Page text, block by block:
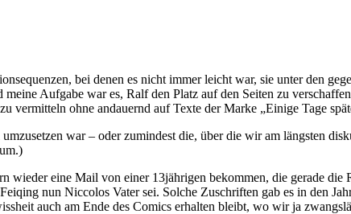
bei denen es nicht immer leicht war, sie unter den
Aufgabe war es, Ralf den Platz auf den Seiten zu
vermitteln ohne andauernd auf Texte der Marke „Einige Tage
war – oder zumindest die, über die wir am längsten
wieder eine Mail von einer 13jährigen bekommen, die gerade die
nun Niccolos Vater sei. Solche Zuschriften gab es in den
auch am Ende des Comics erhalten bleibt, wo wir ja